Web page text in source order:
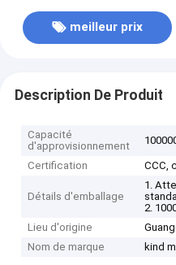
meilleur prix
Description De Produit
Capacité
d'approvisionnement
Certification CCC,
Détails d'emballage
1.
2.
Lieu d'origine
Nom de marque
kind